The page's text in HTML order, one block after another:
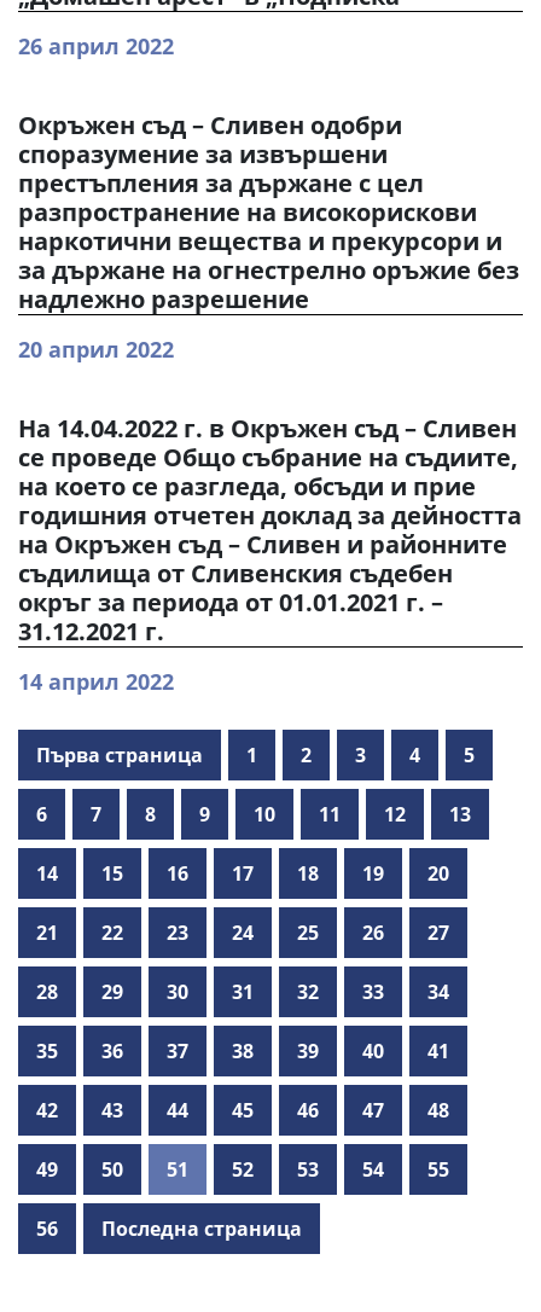
26 април 2022
Окръжен съд – Сливен одобри
споразумение за извършени
престъпления за държане с цел
разпространение на високорискови
наркотични вещества и прекурсори и
за държане на огнестрелно оръжие без
надлежно разрешение
20 април 2022
На 14.04.2022 г. в Окръжен съд – Сливен
се проведе Общо събрание на съдиите,
на което се разгледа, обсъди и прие
годишния отчетен доклад за дейността
на Окръжен съд – Сливен и районните
съдилища от Сливенския съдебен
окръг за периода от 01.01.2021 г. –
31.12.2021 г.
14 април 2022
Първа страница 1 2 3 4 5
6 7 8 9 10 11 12 13
14 15 16 17 18 19 20
21 22 23 24 25 26 27
28 29 30 31 32 33 34
35 36 37 38 39 40 41
42 43 44 45 46 47 48
49 50 51 52 53 54 55
56 Последна страница